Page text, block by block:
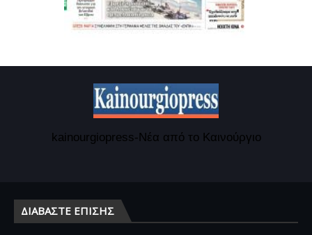
kainourgiopress-Νέα από το Καινούργιο
ΔΙΑΒΆΣΤΕ ΕΠΊΣΗΣ